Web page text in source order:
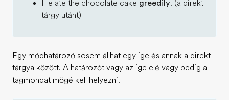
He ate the chocolate cake greedily. (a direkt
tárgy utánt)
Egy módhatározó sosem állhat egy ige és annak a direkt
tárgya között. A határozót vagy az ige elé vagy pedig a
tagmondat mögé kell helyezni.